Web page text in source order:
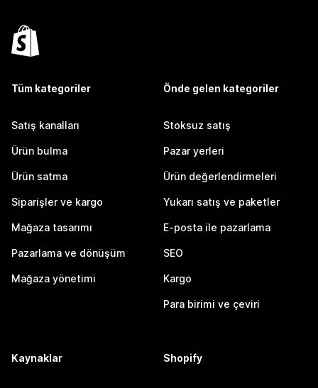
Tüm kategoriler
Satış kanalları
Ürün bulma
Ürün satma
Siparişler ve kargo
Mağaza tasarımı
Pazarlama ve dönüşüm
Mağaza yönetimi
Önde gelen kategoriler
Stoksuz satış
Pazar yerleri
Ürün değerlendirmeleri
Yukarı satış ve paketler
E-posta ile pazarlama
SEO
Kargo
Para birimi ve çeviri
Kaynaklar Shopify